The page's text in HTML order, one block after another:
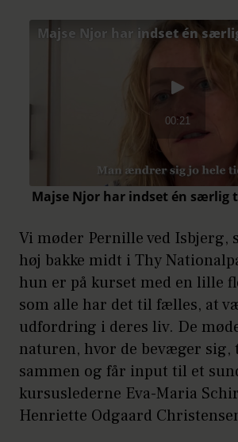
Vi møder Pernille ved Isbjerg,
høj bakke midt i Thy
hun er på kurset med en lille
som alle har det til fælles, at
udfordring i deres liv. De
naturen, hvor de bevæger sig,
sammen og får input til et
kursuslederne Eva-Maria
Henriette Odgaard